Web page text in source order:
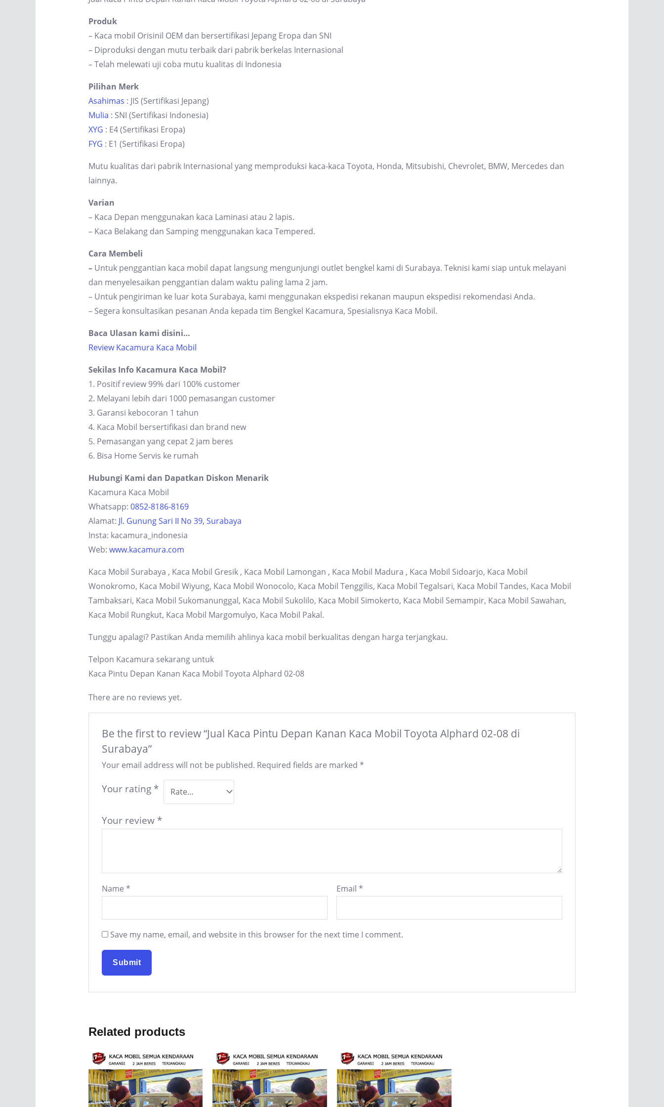
Produk
– Kaca mobil Orisinil OEM dan bersertifikasi Jepang Eropa dan SNI
– Diproduksi dengan mutu terbaik dari pabrik berkelas Internasional
– Telah melewati uji coba mutu kualitas di Indonesia
Pilihan Merk
Asahimas : JIS (Sertifikasi Jepang)
Mulia : SNI (Sertifikasi Indonesia)
XYG : E4 (Sertifikasi Eropa)
FYG : E1 (Sertifikasi Eropa)
Mutu kualitas dari pabrik Internasional yang memproduksi kaca-kaca Toyota, Honda, Mitsubishi, Chevrolet, BMW, Mercedes dan
lainnya.
Varian
– Kaca Depan menggunakan kaca Laminasi atau 2 lapis.
– Kaca Belakang dan Samping menggunakan kaca Tempered.
Cara Membeli
– Untuk penggantian kaca mobil dapat langsung mengunjungi outlet bengkel kami di Surabaya. Teknisi kami siap untuk melayani
dan menyelesaikan penggantian dalam waktu paling lama 2 jam.
– Untuk pengiriman ke luar kota Surabaya, kami menggunakan ekspedisi rekanan maupun ekspedisi rekomendasi Anda.
– Segera konsultasikan pesanan Anda kepada tim Bengkel Kacamura, Spesialisnya Kaca Mobil.
Baca Ulasan kami disini…
Review Kacamura Kaca Mobil
Sekilas Info Kacamura Kaca Mobil?
1. Positif review 99% dari 100% customer
2. Melayani lebih dari 1000 pemasangan customer
3. Garansi kebocoran 1 tahun
4. Kaca Mobil bersertifikasi dan brand new
5. Pemasangan yang cepat 2 jam beres
6. Bisa Home Servis ke rumah
Hubungi Kami dan Dapatkan Diskon Menarik
Kacamura Kaca Mobil
Whatsapp: 0852-8186-8169
Alamat: Jl. Gunung Sari II No 39, Surabaya
Insta: kacamura_indonesia
Web: www.kacamura.com
Kaca Mobil Surabaya , Kaca Mobil Gresik , Kaca Mobil Lamongan , Kaca Mobil Madura , Kaca Mobil Sidoarjo, Kaca Mobil
Wonokromo, Kaca Mobil Wiyung, Kaca Mobil Wonocolo, Kaca Mobil Tenggilis, Kaca Mobil Tegalsari, Kaca Mobil Tandes, Kaca Mobil
Tambaksari, Kaca Mobil Sukomanunggal, Kaca Mobil Sukolilo, Kaca Mobil Simokerto, Kaca Mobil Semampir, Kaca Mobil Sawahan,
Kaca Mobil Rungkut, Kaca Mobil Margomulyo, Kaca Mobil Pakal.
Tunggu apalagi? Pastikan Anda memilih ahlinya kaca mobil berkualitas dengan harga terjangkau.
Telpon Kacamura sekarang untuk
Kaca Pintu Depan Kanan Kaca Mobil Toyota Alphard 02-08
There are no reviews yet.
Be the first to review “Jual Kaca Pintu Depan Kanan Kaca Mobil Toyota Alphard 02-08 di
Surabaya”
Your email address will not be published. Required fields are marked *
Your rating *
Your review *
Name * Email *
Save my name, email, and website in this browser for the next time I comment.
Related products